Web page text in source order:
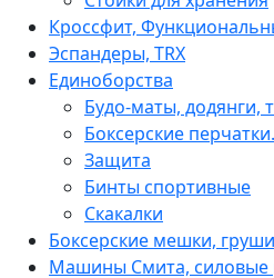
Кроссфит,
Эспандеры, TRX
Единоборства
Будо-маты, додянги,
Боксерские
Защита
Бинты спортивные
Скакалки
Боксерские мешки,
Машины Смита, силовые